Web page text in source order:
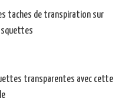
taches de transpiration sur
transparentes avec cette